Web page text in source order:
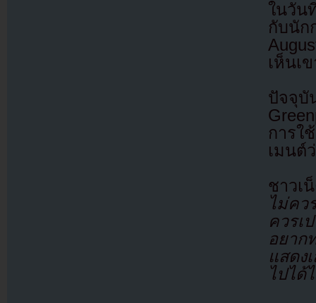
ในวัน
กับนัก
เห็นเ
ปัจจุบั
การใ
เมนต์
ชาวเ
ไม่คว
ควรเ
อยาก
แสดง
ไปได้